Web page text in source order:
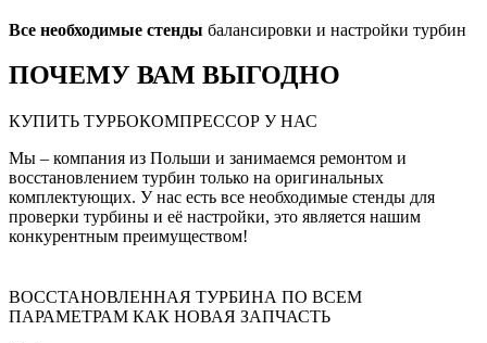
Все необходимые стенды балансировки и настройки турбин
ПОЧЕМУ ВАМ ВЫГОДНО
КУПИТЬ ТУРБОКОМПРЕССОР У НАС
Мы – компания из Польши и занимаемся ремонтом и
восстановлением турбин только на оригинальных
комплектующих. У нас есть все необходимые стенды для
проверки турбины и её настройки, это является нашим
конкурентным преимуществом!
ВОССТАНОВЛЕННАЯ ТУРБИНА ПО ВСЕМ
ПАРАМЕТРАМ КАК НОВАЯ ЗАПЧАСТЬ